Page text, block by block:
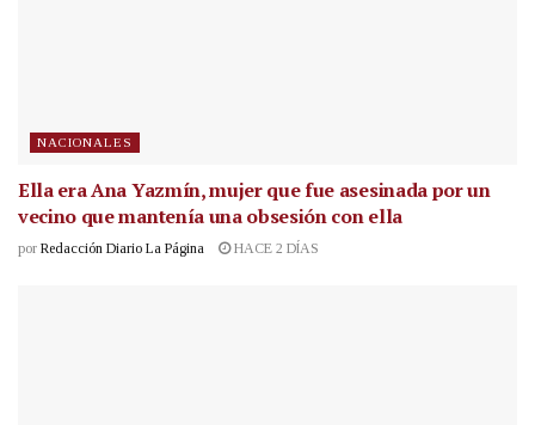
NACIONALES
Ella era Ana Yazmín, mujer que fue asesinada por un
vecino que mantenía una obsesión con ella
por Redacción Diario La Página HACE 2 DÍAS